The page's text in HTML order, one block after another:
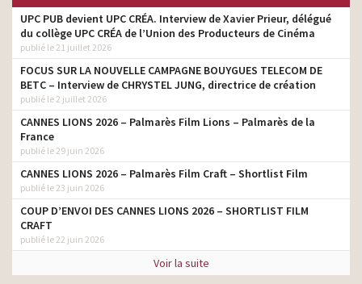
UPC PUB devient UPC CRÉA. Interview de Xavier Prieur, délégué
du collège UPC CRÉA de l’Union des Producteurs de Cinéma
publié le 21 juillet 2026
FOCUS SUR LA NOUVELLE CAMPAGNE BOUYGUES TELECOM DE
BETC – Interview de CHRYSTEL JUNG, directrice de création
publié le 2 juillet 2026
CANNES LIONS 2026 – Palmarès Film Lions – Palmarès de la
France
publié le 29 juin 2026
CANNES LIONS 2026 – Palmarès Film Craft – Shortlist Film
publié le 23 juin 2026
COUP D’ENVOI DES CANNES LIONS 2026 – SHORTLIST FILM
CRAFT
publié le 22 juin 2026
Voir la suite